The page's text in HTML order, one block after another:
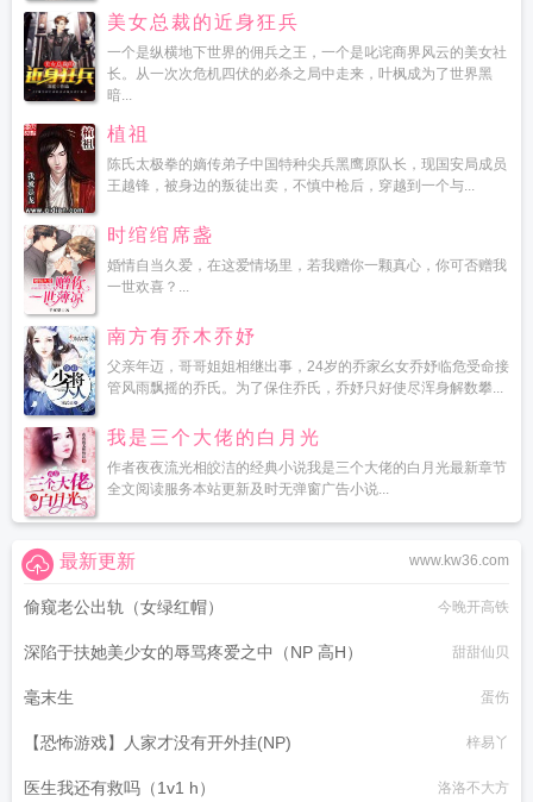
美女总裁的近身狂兵
一个是纵横地下世界的佣兵之王，一个是叱诧商界风云的美女社
长。从一次次危机四伏的必杀之局中走来，叶枫成为了世界黑
暗...
植祖
陈氏太极拳的嫡传弟子中国特种尖兵黑鹰原队长，现国安局成员
王越锋，被身边的叛徒出卖，不慎中枪后，穿越到一个与...
时绾绾席盏
婚情自当久爱，在这爱情场里，若我赠你一颗真心，你可否赠我
一世欢喜？...
南方有乔木乔妤
父亲年迈，哥哥姐姐相继出事，24岁的乔家幺女乔妤临危受命接
管风雨飘摇的乔氏。为了保住乔氏，乔妤只好使尽浑身解数攀...
我是三个大佬的白月光
作者夜夜流光相皎洁的经典小说我是三个大佬的白月光最新章节
全文阅读服务本站更新及时无弹窗广告小说...
www.kw36.com
最新更新
偷窥老公出轨（女绿红帽） 今晚开高铁
深陷于扶她美少女的辱骂疼爱之中（NP 高H） 甜甜仙贝
毫末生 蛋伤
【恐怖游戏】人家才没有开外挂(NP) 梓易丫
医生我还有救吗（1v1 h） 洛洛不大方